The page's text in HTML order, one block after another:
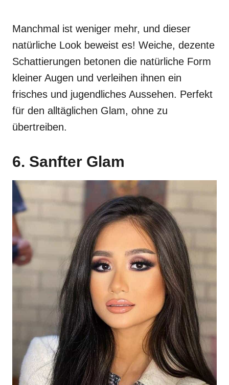
Manchmal ist weniger mehr, und dieser
natürliche Look beweist es! Weiche, dezente
Schattierungen betonen die natürliche Form
kleiner Augen und verleihen ihnen ein
frisches und jugendliches Aussehen. Perfekt
für den alltäglichen Glam, ohne zu
übertreiben.
6. Sanfter Glam